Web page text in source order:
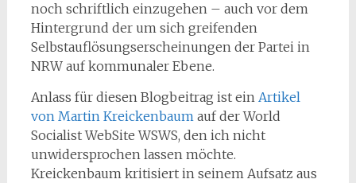
noch schriftlich einzugehen – auch vor dem
Hintergrund der um sich greifenden
Selbstauflösungserscheinungen der Partei in
NRW auf kommunaler Ebene.
Anlass für diesen Blogbeitrag ist ein Artikel
von Martin Kreickenbaumauf der World
Socialist WebSite WSWS, den ich nicht
unwidersprochen lassen möchte.
Kreickenbaum kritisiert in seinem Aufsatz aus